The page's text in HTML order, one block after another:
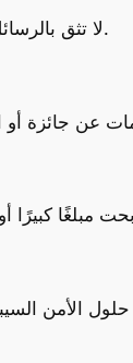
– لا تثق بالرسائل التي تأتي من مصادر غير معروفة، خاصة إذا كانت تقدم وعودًا مالية مغرية.